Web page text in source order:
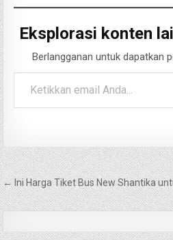
Eksplorasi konten
Berlangganan untuk dapatkan
Ketikkan email Anda...
Navigasi
pos
← Ini Harga Tiket Bus New Shantika